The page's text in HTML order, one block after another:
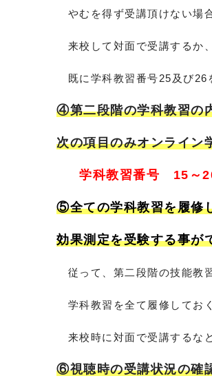
やむを得ず受講頂けない場合
来校して対面で受講するか
既に学科教習番号25及び26
④第二段階の学科教習の
次の項目のみオンライン
学科教習番号 15～
⑤全ての学科教習を履修
効果測定を受験する事が
従って、第二段階の技能教
学科教習を全て履修してお
来校時に対面で受講するな
⑥視聴時の受講状況の確